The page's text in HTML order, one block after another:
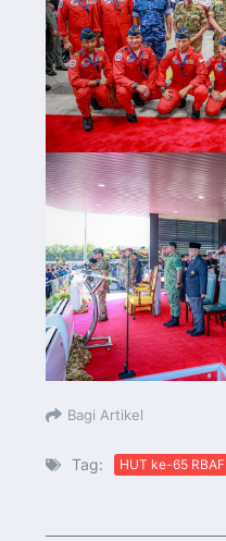
Bagi Artikel
Tag: HUT ke-65 RBAF